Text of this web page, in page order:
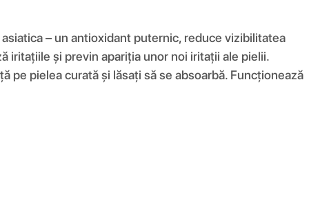
– un antioxidant puternic, reduce vizibilitatea
iritațiile și previn apariția unor noi iritații ale pielii.
pe pielea curată și lăsați să se absoarbă. Funcționează